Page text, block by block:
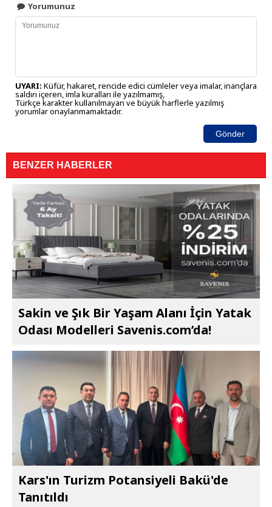
Yorumunuz
UYARI: Küfür, hakaret, rencide edici cümleler veya imalar, inançlara
saldırı içeren, imla kuralları ile yazılmamış,
Türkçe karakter kullanılmayan ve büyük harflerle yazılmış
yorumlar onaylanmamaktadır.
Gönder
BENZER HABERLER
Sakin ve Şık Bir Yaşam Alanı İçin Yatak
Odası Modelleri Savenis.com’da!
Kars'ın Turizm Potansiyeli Bakü'de
Tanıtıldı